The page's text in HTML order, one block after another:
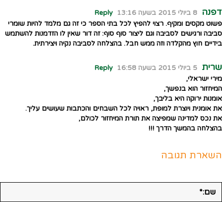
דפנה 8 ביולי 2015 בשעה 13:16
Reply
פשוט מקסים ומקיף. רצוי להפיץ לכל בתי הספר כי זה גם מלמד להיות שומרי
סביבה ורגישים לסביבה וגם ליצור סוף סוף: זה דור שאין לו הזדמנות להשתמש
בידיים חוץ מהקלדה וזה ממש חבל. בהצלחה לסביבה נקיה ויצירתית.
שרית 5 ביולי 2015 בשעה 16:58
Reply
מירי ישראלי,
המיחזור הוא בנפשך,
אומנות ירוקה היא בליבך,
את אומנית ויוצרת למופת, ראויה לכל השבחים והכתבות שעושים עליך.
את נכס למדינה שמפיצה את תורת המיחזור לכולם,
בהצלחה בהמשך הדרך !!!
השארת תגובה
שם:*